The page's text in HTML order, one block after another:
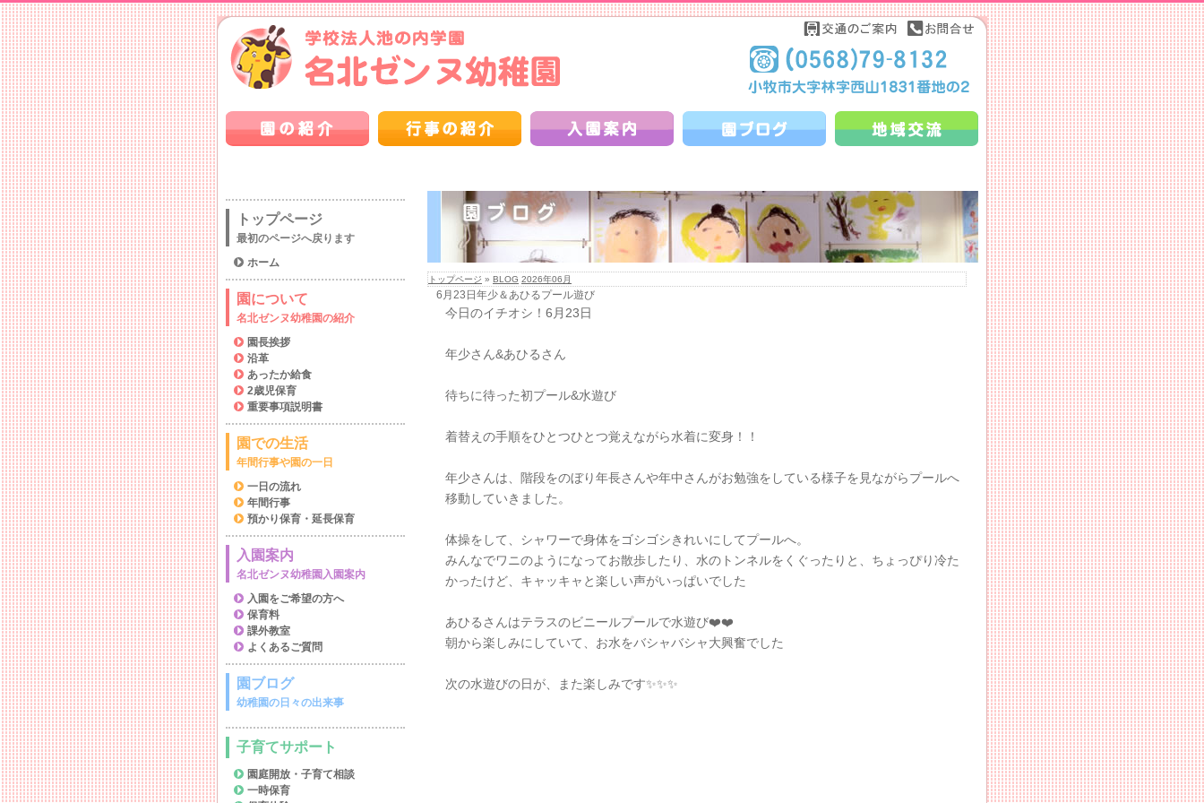
トップページ » BLOG 2026年06月
6月23日年少＆あひるプール遊び
今日のイチオシ！6月23日
年少さん&あひるさん
待ちに待った初プール&水遊び
着替えの手順をひとつひとつ覚えながら水着に変身！！
年少さんは、階段をのぼり年長さんや年中さんがお勉強をしている様子を見ながらプールへ
移動していきました。
体操をして、シャワーで身体をゴシゴシきれいにしてプールへ。
みんなでワニのようになってお散歩したり、水のトンネルをくぐったりと、ちょっぴり冷た
かったけど、キャッキャと楽しい声がいっぱいでした
あひるさんはテラスのビニールプールで水遊び❤️❤️
朝から楽しみにしていて、お水をバシャバシャ大興奮でした
次の水遊びの日が、また楽しみです✨✨✨
トップページ
最初のページへ戻ります
ホーム
園について
名北ゼンヌ幼稚園の紹介
園長挨拶
沿革
あったか給食
2歳児保育
重要事項説明書
園での生活
年間行事や園の一日
一日の流れ
年間行事
預かり保育・延長保育
入園案内
名北ゼンヌ幼稚園入園案内
入園をご希望の方へ
保育料
課外教室
よくあるご質問
園ブログ
幼稚園の日々の出来事
子育てサポート
園庭開放・子育て相談
一時保育